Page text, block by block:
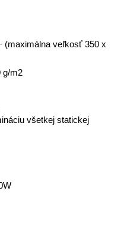
(maximálna veľkosť 350 x
g/m2
všetkej statickej